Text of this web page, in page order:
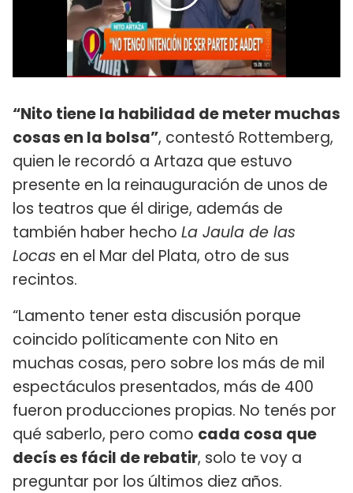
“Nito tiene la habilidad de meter muchas
cosas en la bolsa”, contestó Rottemberg,
quien le recordó a Artaza que estuvo
presente en la reinauguración de unos de
los teatros que él dirige, además de
también haber hecho La Jaula de las
Locas en el Mar del Plata, otro de sus
recintos.
“Lamento tener esta discusión porque
coincido políticamente con Nito en
muchas cosas, pero sobre los más de mil
espectáculos presentados, más de 400
fueron producciones propias. No tenés por
qué saberlo, pero como cada cosa que
decís es fácil de rebatir, solo te voy a
preguntar por los últimos diez años.